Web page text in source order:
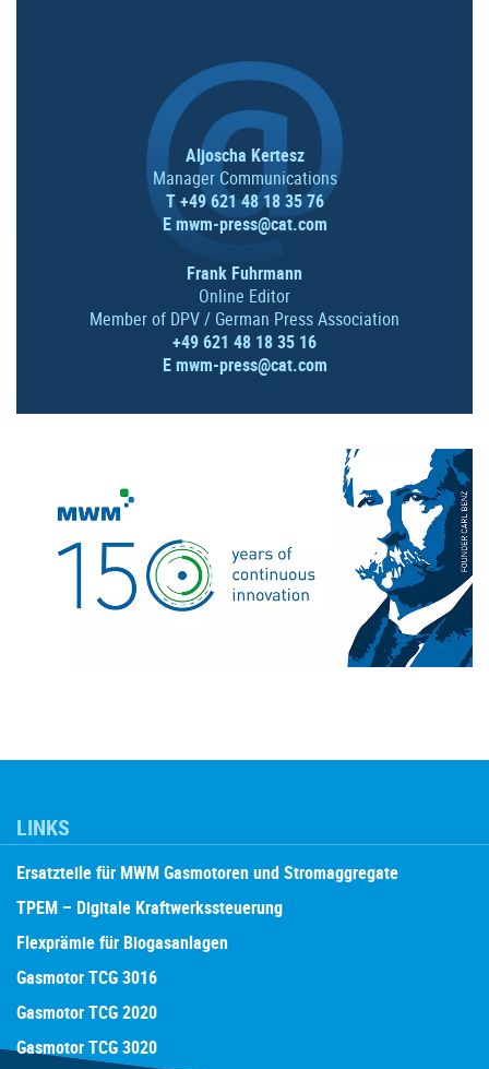
Aljoscha Kertesz
Manager Communications
T +49 621 48 18 35 76
Emwm-press@cat.com
Frank Fuhrmann
Online Editor
Member of DPV / German Press Association
+49 621 48 18 35 16
Emwm-press@cat.com
LINKS
Ersatzteile für MWM Gasmotoren und Stromaggregate
TPEM – Digitale Kraftwerkssteuerung
Flexprämie für Biogasanlagen
Gasmotor TCG 3016
Gasmotor TCG 2020
Gasmotor TCG 3020